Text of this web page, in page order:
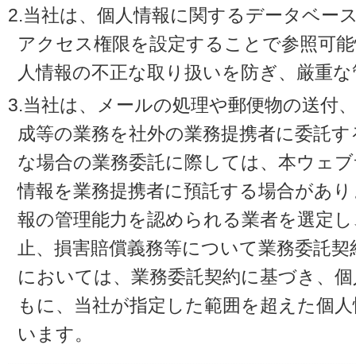
2.当社は、個人情報に関するデータベー
アクセス権限を設定することで参照可
人情報の不正な取り扱いを防ぎ、厳重
3.当社は、メールの処理や郵便物の送付
成等の業務を社外の業務提携者に委託
な場合の業務委託に際しては、本ウェ
情報を業務提携者に預託する場合があ
報の管理能力を認められる業者を選定
止、損害賠償義務等について業務委託
においては、業務委託契約に基づき、
もに、当社が指定した範囲を超えた個
います。